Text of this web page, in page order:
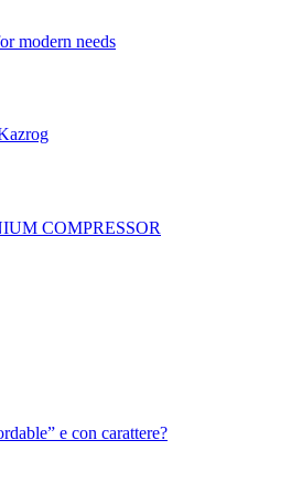
modern needs
GERMANIUM COMPRESSOR
e con carattere?